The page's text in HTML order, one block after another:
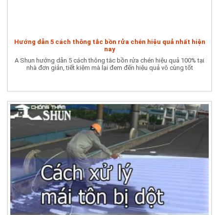
Hướng dẫn 5 cách thông tắc bồn rửa chén hiệu quả nhất hiện
nay
A Shun hướng dẫn 5 cách thông tắc bồn rửa chén hiệu quả 100% tại
nhà đơn giản, tiết kiệm mà lại đem đến hiệu quả vô cùng tốt